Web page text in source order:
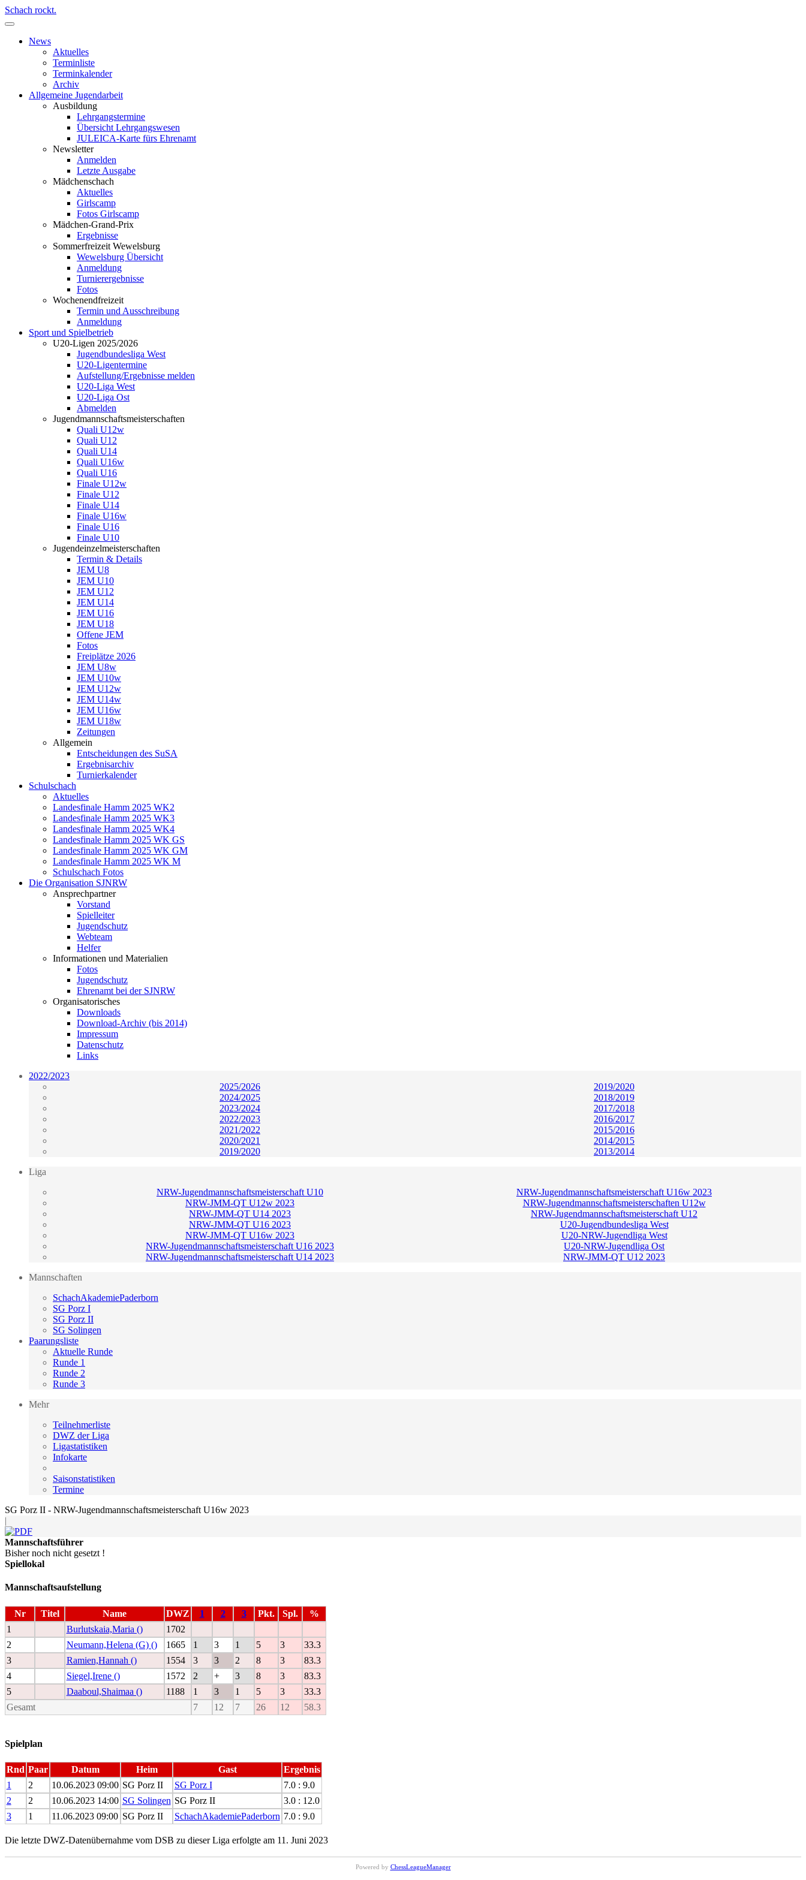
Schach rockt.
News
Aktuelles
Terminliste
Terminkalender
Archiv
Allgemeine Jugendarbeit
Ausbildung
Lehrgangstermine
Übersicht Lehrgangswesen
JULEICA-Karte fürs Ehrenamt
Newsletter
Anmelden
Letzte Ausgabe
Mädchenschach
Aktuelles
Girlscamp
Fotos Girlscamp
Mädchen-Grand-Prix
Ergebnisse
Sommerfreizeit Wewelsburg
Wewelsburg Übersicht
Anmeldung
Turnierergebnisse
Fotos
Wochenendfreizeit
Termin und Ausschreibung
Anmeldung
Sport und Spielbetrieb
U20-Ligen 2025/2026
Jugendbundesliga West
U20-Ligentermine
Aufstellung/Ergebnisse melden
U20-Liga West
U20-Liga Ost
Abmelden
Jugendmannschaftsmeisterschaften
Quali U12w
Quali U12
Quali U14
Quali U16w
Quali U16
Finale U12w
Finale U12
Finale U14
Finale U16w
Finale U16
Finale U10
Jugendeinzelmeisterschaften
Termin & Details
JEM U8
JEM U10
JEM U12
JEM U14
JEM U16
JEM U18
Offene JEM
Fotos
Freiplätze 2026
JEM U8w
JEM U10w
JEM U12w
JEM U14w
JEM U16w
JEM U18w
Zeitungen
Allgemein
Entscheidungen des SuSA
Ergebnisarchiv
Turnierkalender
Schulschach
Aktuelles
Landesfinale Hamm 2025 WK2
Landesfinale Hamm 2025 WK3
Landesfinale Hamm 2025 WK4
Landesfinale Hamm 2025 WK GS
Landesfinale Hamm 2025 WK GM
Landesfinale Hamm 2025 WK M
Schulschach Fotos
Die Organisation SJNRW
Ansprechpartner
Vorstand
Spielleiter
Jugendschutz
Webteam
Helfer
Informationen und Materialien
Fotos
Jugendschutz
Ehrenamt bei der SJNRW
Organisatorisches
Downloads
Download-Archiv (bis 2014)
Impressum
Datenschutz
Links
2022/2023
2025/2026
2019/2020
2024/2025
2018/2019
2023/2024
2017/2018
2022/2023
2016/2017
2021/2022
2015/2016
2020/2021
2014/2015
2019/2020
2013/2014
Liga
NRW-Jugendmannschaftsmeisterschaft U10
NRW-Jugendmannschaftsmeisterschaft U16w 2023
NRW-JMM-QT U12w 2023
NRW-Jugendmannschaftsmeisterschaften U12w
NRW-JMM-QT U14 2023
NRW-Jugendmannschaftsmeisterschaft U12
NRW-JMM-QT U16 2023
U20-Jugendbundesliga West
NRW-JMM-QT U16w 2023
U20-NRW-Jugendliga West
NRW-Jugendmannschaftsmeisterschaft U16 2023
U20-NRW-Jugendliga Ost
NRW-Jugendmannschaftsmeisterschaft U14 2023
NRW-JMM-QT U12 2023
Mannschaften
SchachAkademiePaderborn
SG Porz I
SG Porz II
SG Solingen
Paarungsliste
Aktuelle Runde
Runde 1
Runde 2
Runde 3
Mehr
Teilnehmerliste
DWZ der Liga
Ligastatistiken
Infokarte
Saisonstatistiken
Termine
SG Porz II - NRW-Jugendmannschaftsmeisterschaft U16w 2023
|
Mannschaftsführer
Bisher noch nicht gesetzt !
Spiellokal
Mannschaftsaufstellung
Nr Titel Name DWZ 1 2 3 Pkt. Spl.
%
1
Burlutskaia,Maria ()
1702
2
Neumann,Helena (G) () 1665 1 3 1 5 3
33.3
3
Ramien,Hannah () 1554 3 3 2 8 3
83.3
4
Siegel,Irene () 1572 2 + 3 8 3
83.3
5
Daaboul,Shaimaa () 1188 1 3 1 5 3
33.3
Gesamt
7 12 7 26 12 58.3
Spielplan
Rnd Paar Datum Heim Gast
Ergebnis
1
2 10.06.2023 09:00 SG Porz II SG Porz I
7.0 : 9.0
2
2 10.06.2023 14:00 SG Solingen SG Porz II
3.0 : 12.0
3
1 11.06.2023 09:00 SG Porz II SchachAkademiePaderborn 7.0 : 9.0
Die letzte DWZ-Datenübernahme vom DSB zu dieser Liga erfolgte am 11. Juni 2023
Powered by ChessLeagueManager